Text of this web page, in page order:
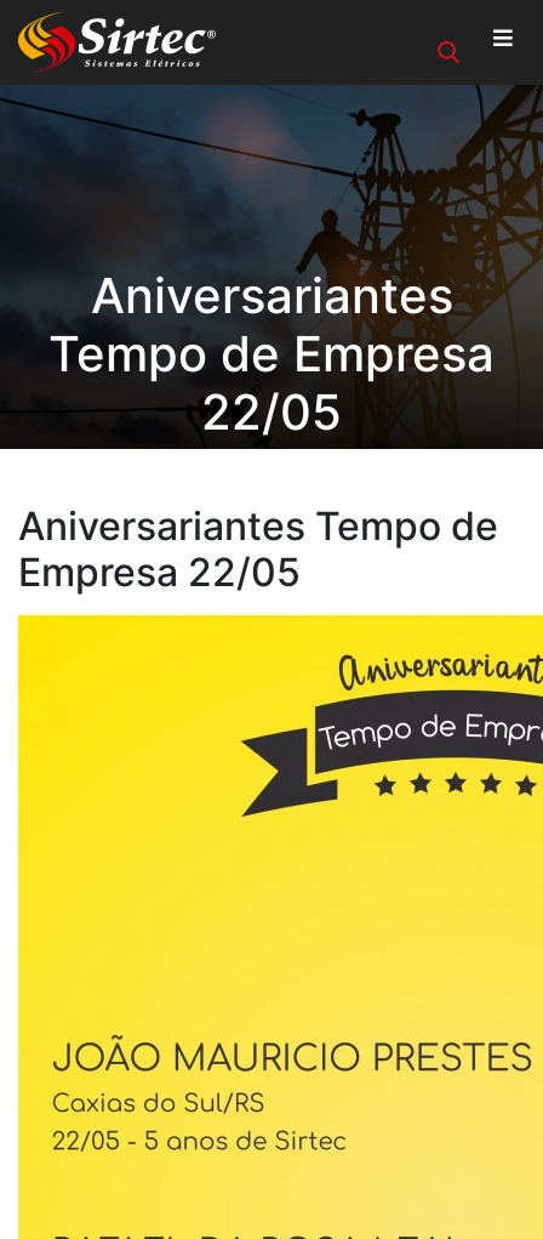
Aniversariantes
Tempo de Empresa
22/05
Aniversariantes Tempo de
Empresa 22/05